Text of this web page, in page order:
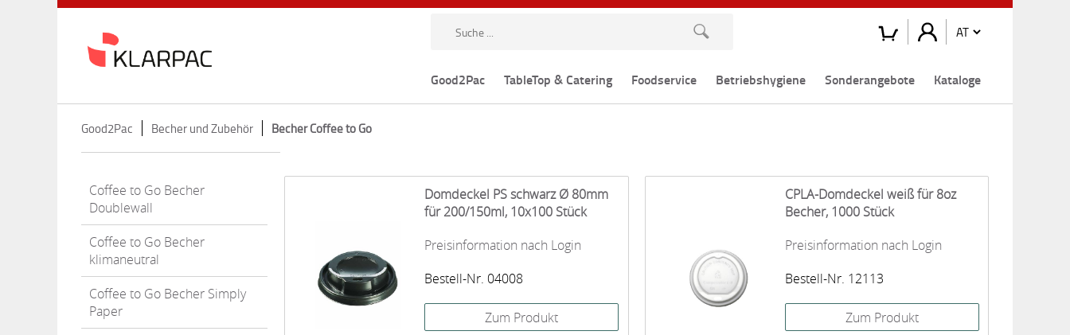
Good2Pac TableTop & Catering Foodservice Betriebshygiene Sonderangebote Kataloge
Good2Pac Becher und Zubehör Becher Coffee to Go
Coffee to Go Becher
Doublewall
Coffee to Go Becher
klimaneutral
Coffee to Go Becher Simply
Paper
Domdeckel PS schwarz Ø 80mm
für 200/150ml, 10x100 Stück
Preisinformation nach Login
Bestell-Nr. 04008
Zum Produkt
CPLA-Domdeckel weiß für 8oz
Becher, 1000 Stück
Preisinformation nach Login
Bestell-Nr. 12113
Zum Produkt